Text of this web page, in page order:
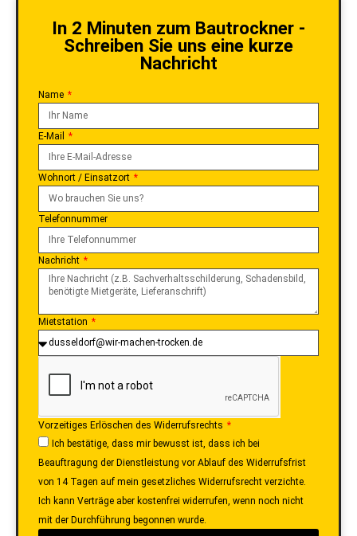
In 2 Minuten zum Bautrockner -
Schreiben Sie uns eine kurze
Nachricht
Name
E-Mail
Wohnort / Einsatzort
Telefonnummer
Nachricht
Mietstation
Vorzeitiges Erlöschen des Widerrufsrechts
Ich bestätige, dass mir bewusst ist, dass ich bei
Beauftragung der Dienstleistung vor Ablauf des Widerrufsfrist
von 14 Tagen auf mein gesetzliches Widerrufsrecht verzichte.
Ich kann Verträge aber kostenfrei widerrufen, wenn noch nicht
mit der Durchführung begonnen wurde.